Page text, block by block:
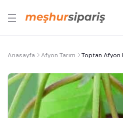
Anasayfa Afyon Tarım Toptan Afyon